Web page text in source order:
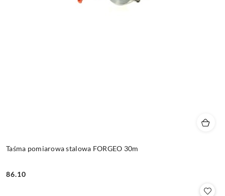
Taśma pomiarowa stalowa FORGEO 30m
Cena:
86.10